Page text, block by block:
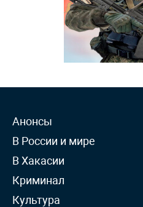
Анонсы
В России и мире
В Хакасии
Криминал
Культура